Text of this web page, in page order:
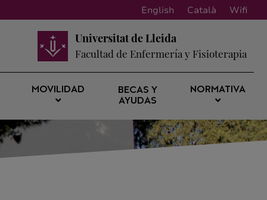
English Català Wifi
Universitat de Lleida
Facultad de Enfermería y Fisioterapia
MOVILIDAD
BECAS Y
AYUDAS
NORMATIVA